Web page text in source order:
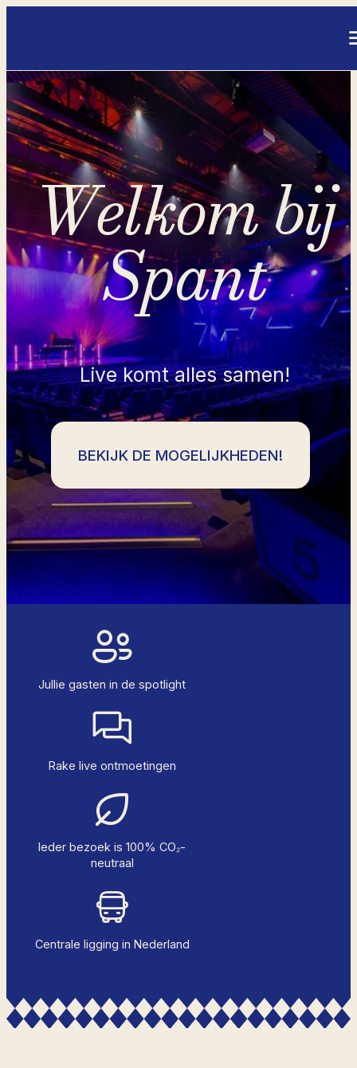
- Home pagina
Welkom bij
Spant
Live komt alles samen!
BEKIJK DE MOGELIJKHEDEN!
Jullie gasten in de spotlight
Rake live ontmoetingen
Ieder bezoek is 100% CO₂-
neutraal
Centrale ligging in Nederland